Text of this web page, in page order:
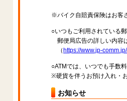
※バイク自賠責保険はお客
○いつもご利用されている
郵便局広告の詳しい内容
（ https://www.jp-
○ATMでは、いつでも手数
※硬貨を伴うお預け入れ・
お知らせ